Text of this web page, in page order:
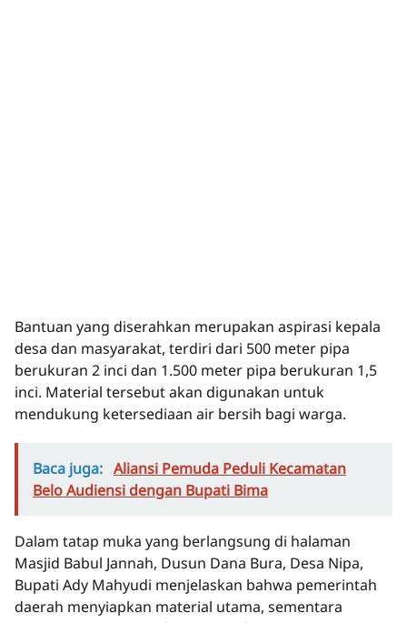
Bantuan yang diserahkan merupakan aspirasi kepala
desa dan masyarakat, terdiri dari 500 meter pipa
berukuran 2 inci dan 1.500 meter pipa berukuran 1,5
inci. Material tersebut akan digunakan untuk
mendukung ketersediaan air bersih bagi warga.
Baca juga: Aliansi Pemuda Peduli Kecamatan
Belo Audiensi dengan Bupati Bima
Dalam tatap muka yang berlangsung di halaman
Masjid Babul Jannah, Dusun Dana Bura, Desa Nipa,
Bupati Ady Mahyudi menjelaskan bahwa pemerintah
daerah menyiapkan material utama, sementara